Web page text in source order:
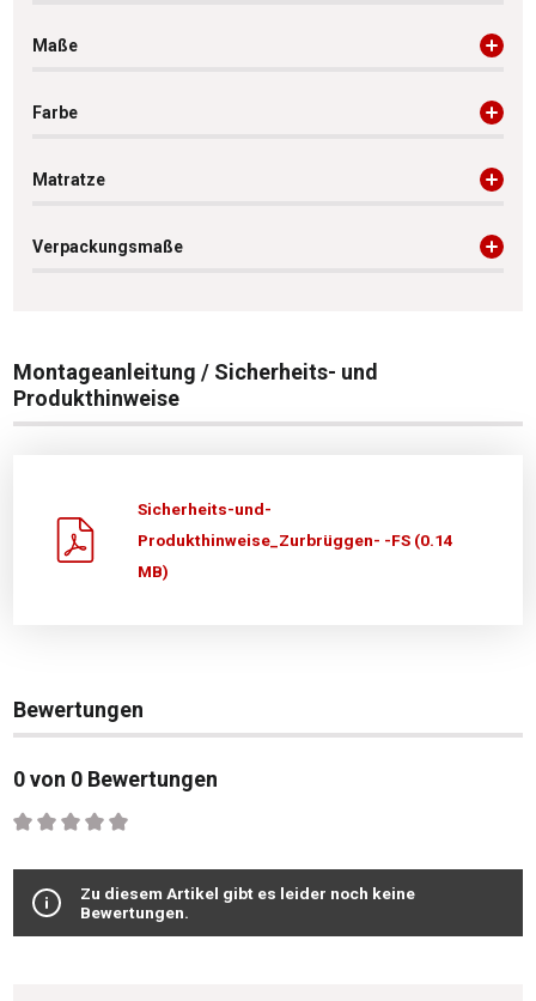
Maße
Farbe
Matratze
Verpackungsmaße
Montageanleitung / Sicherheits- und
Produkthinweise
Sicherheits-und-
Produkthinweise_Zurbrüggen- -FS (0.14
MB)
Bewertungen
0 von 0 Bewertungen
Durchschnittliche Bewertung von 0 von 5 Sternen
Zu diesem Artikel gibt es leider noch keine
Bewertungen.